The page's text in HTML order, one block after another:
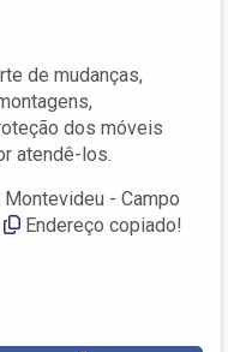
de mudanças,
dos móveis
atendê-los.
Montevideu - Campo
Endereço copiado!